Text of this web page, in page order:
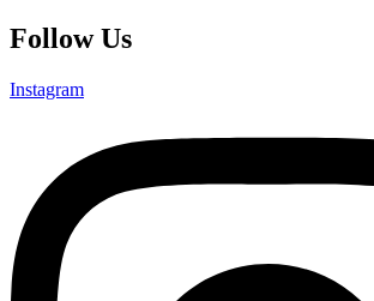
Follow Us
Instagram